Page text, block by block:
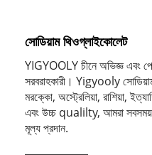
সোডিয়াম থিওগ্লাইকোলেট
YIGYOOLY চীনে অভিজ্ঞ এবং
সরবরাহকারী। Yigyooly
মরক্কো, অস্ট্রেলিয়া, রাশিয়া,
এবং উচ্চ qualilty, আমরা সবসময়
মূল্য প্রদান.